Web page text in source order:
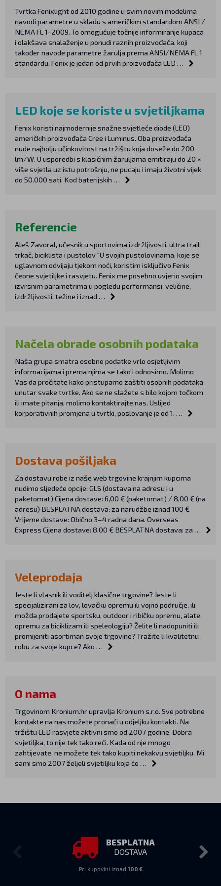
Tvrtka Fenixlight od 2010 godine u svim novim modelima
navodi parametre u skladu s američkim standardom ANSI /
NEMA FL 1-2009. To omogućuje točnije informiranje kupaca
i olakšava snalaženje u ponudi raznih proizvođača, koji
također navode parametre žarulja prema ANSI/NEMA FL 1
standardu. Fenix je jedan od prvih proizvođača LED …
LED koje se koriste u svjetiljkama
Fenix koristi najmodernije snažne svjetleće diode (LED)
američkih proizvođača Cree i Luminus. Oba proizvođača
nude najbolju učinkovitost na tržištu koja doseže do 200
lm/W. U usporedbi s klasičnim žaruljama emitiraju do 20 ×
više svjetla uz istu potrošnju, ne pucaju i imaju životni vijek
do 50.000 sati. Kod baterijskih …
Referencie
Aleš Zavoral, učesnik u sportovima izdržljivosti, ultra trail
trkač, biciklista i pustolov "U svojih pustolovinama, koje se
uglavnom odvijaju tjekom noći, koristim isključivo Fenix
čeone svjetiljke i rasvjetu. Fenix me posebno uvjerio svojim
izvrsnim parametrima u pogledu performansi, veličine,
izdržljivosti, težine i iznad …
Načela obrade osobnih podataka
Naša grupa smatra osobne podatke vrlo osjetljivim
informacijama i prema njima se tako i odnosimo. Molimo
Vas da pročitate kako pristupamo zaštiti osobnih podataka
unutar svake tvrtke. Ako se ne slažete s bilo kojom točkom
ili imate pitanja, molimo kontaktirajte nas. Uslijed
korporativnih promjena u tvrtki, poslovanje je od 1. …
Dostava pošiljaka
Za dostavu robe iz naše web trgovine krajnjim kupcima
nudimo sljedeće opcije: GLS (dostava na adresu i u
paketomat) Cijena dostave: 6,00 € (paketomat) / 8,00 € (na
adresu) BESPLATNA dostava: za narudžbe iznad 100 €
Vrijeme dostave: Obično 3–4 radna dana. Overseas
Express Cijena dostave: 8,00 € BESPLATNA dostava: za …
Veleprodaja
Jeste li vlasnik ili voditelj klasične trgovine? Jeste li
specijalizirani za lov, lovačku opremu ili vojno područje, ili
možda prodajete sportsku, outdoor i ribičku opremu, alate,
opremu za biciklizam ili speleologiju? Želite li nadopuniti ili
promijeniti asortiman svoje trgovine? Tražite li kvalitetnu
robu za svoje kupce? Ako …
O nama
Trgovinom Kronium.hr upravlja Kronium s.r.o. Sve potrebne
kontakte na nas možete pronaći u odjeljku kontakti. Na
tržištu LED rasvjete aktivni smo od 2007 godine. Dobra
svjetiljka, to nije tek tako reći. Kada od nje mnogo
zahtijevate, ne možete tek tako kupiti nekakvu svjetiljku. Mi
sami smo 2007 željeli svjetiljku koja će …
BESPLATNA
DOSTAVA
Pri kupovini iznad 100 €